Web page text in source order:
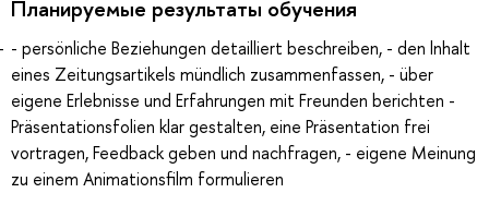
Планируемые результаты обучения
- persönliche Beziehungen detailliert beschreiben, - den lnhalt
eines Zeitungsartikels mündlich zusammenfassen, - über
eigene Erlebnisse und Erfahrungen mit Freunden berichten -
Präsentationsfolien klar gestalten, eine Präsentation frei
vortragen, Feedback geben und nachfragen, - eigene Meinung
zu einem Animationsfilm formulieren